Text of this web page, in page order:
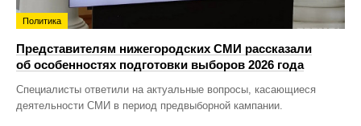
Политика
Представителям нижегородских СМИ рассказали
об особенностях подготовки выборов 2026 года
Специалисты ответили на актуальные вопросы, касающиеся
деятельности СМИ в период предвыборной кампании.